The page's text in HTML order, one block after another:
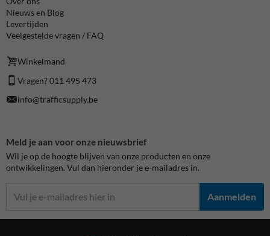
Nieuws en Blog
Levertijden
Veelgestelde vragen / FAQ
Winkelmand
Vragen? 011 495 473
info@trafficsupply.be
Meld je aan voor onze nieuwsbrief
Wil je op de hoogte blijven van onze producten en onze
ontwikkelingen. Vul dan hieronder je e-mailadres in.
Aanmelden